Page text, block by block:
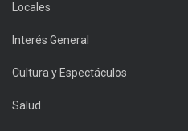
Locales
Interés General
Cultura y Espectáculos
Salud